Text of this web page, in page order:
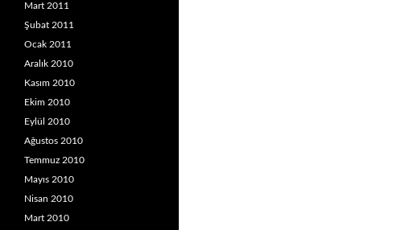
Mart 2011
Şubat 2011
Ocak 2011
Aralık 2010
Kasım 2010
Ekim 2010
Eylül 2010
Ağustos 2010
Temmuz 2010
Mayıs 2010
Nisan 2010
Mart 2010